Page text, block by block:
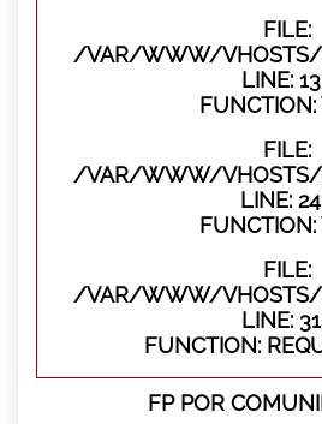
FILE:
/VAR/WWW/VHOSTS/
LINE:
FUNCTION:
FILE:
/VAR/WWW/VHOSTS/
LINE:
FUNCTION:
FILE:
/VAR/WWW/VHOSTS/
LINE:
FUNCTION:
FP POR